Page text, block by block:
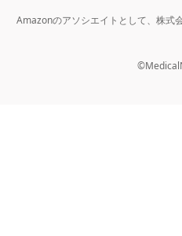
Amazonのアソシエイトとして、株式